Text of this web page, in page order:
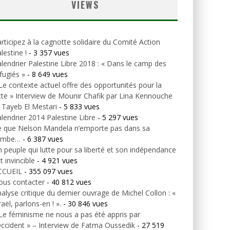
VIEWS
à la cagnotte solidaire du Comité Action
! - 3 357 vues
Palestine Libre 2018 : « Dans le camp des
» - 8 649 vues
contexte actuel offre des opportunités pour la
» Interview de Mounir Chafik par Lina Kennouche
El Mestari - 5 833 vues
2014 Palestine Libre - 5 297 vues
que Nelson Mandela n’emporte pas dans sa
- 6 387 vues
peuple qui lutte pour sa liberté et son indépendance
invincible - 4 921 vues
- 355 097 vues
contacter - 40 812 vues
critique du dernier ouvrage de Michel Collon : «
parlons-en ! ». - 30 846 vues
féminisme ne nous a pas été appris par
» – Interview de Fatma Oussedik - 27 519